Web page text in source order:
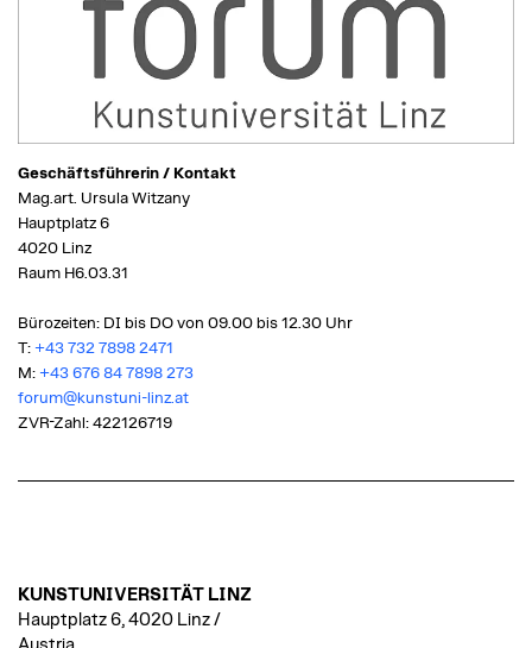
Geschäftsführerin / Kontakt
Mag.art. Ursula Witzany
Hauptplatz 6
4020 Linz
Raum H6.03.31
Bürozeiten: DI bis DO von 09.00 bis 12.30 Uhr
T: +43 732 7898 2471
M: +43 676 84 7898 273
forum@kunstuni-linz.at
ZVR-Zahl: 422126719
KUNSTUNIVERSITÄT LINZ
Hauptplatz 6, 4020 Linz /